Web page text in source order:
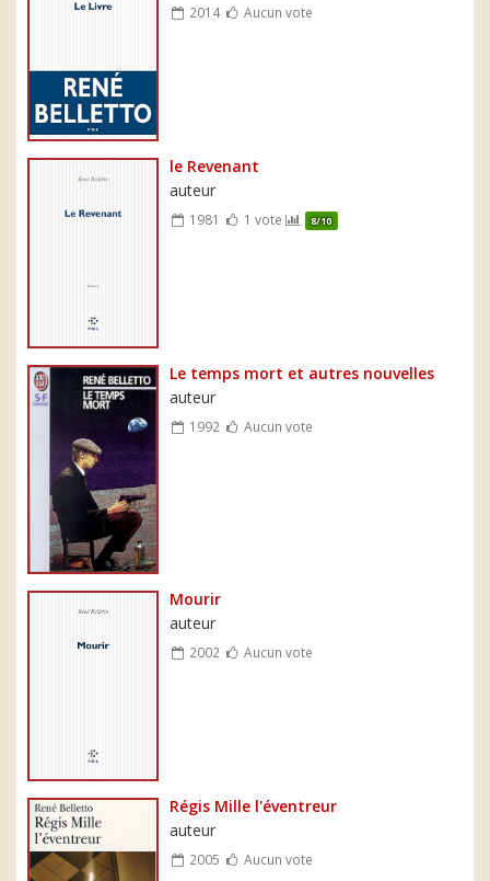
2014 Aucun vote
le Revenant
auteur
1981 1 vote 8/10
Le temps mort et autres nouvelles
auteur
1992 Aucun vote
Mourir
auteur
2002 Aucun vote
Régis Mille l'éventreur
auteur
2005 Aucun vote